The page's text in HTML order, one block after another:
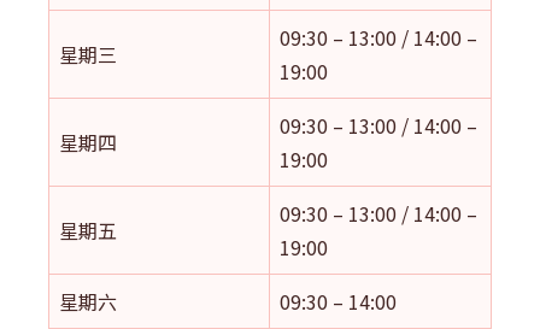
星期三
09:30 – 13:00 / 14:00 –
19:00
星期四
09:30 – 13:00 / 14:00 –
19:00
星期五
09:30 – 13:00 / 14:00 –
19:00
星期六
09:30 – 14:00